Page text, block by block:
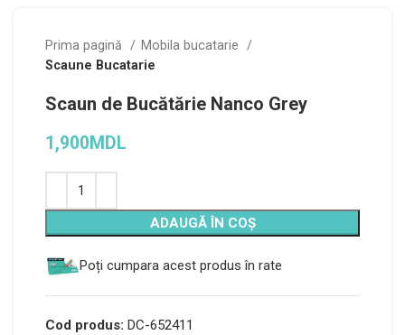
Prima pagină
Mobila bucatarie
Scaune Bucatarie
Scaun de Bucătărie Nanco Grey
1,900MDL
ADAUGĂ ÎN COȘ
Alternative:
Poți cumpara acest produs în rate
Cod produs: DC-652411